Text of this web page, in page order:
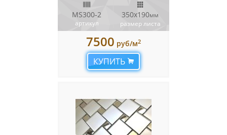
MS300‐2
артикул
350х190мм
размер листа
7500 руб/м2
КУПИТЬ